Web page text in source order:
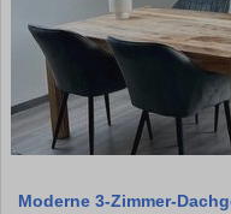
Moderne 3-Zimmer-